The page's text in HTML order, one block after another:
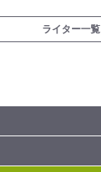
ライター一覧